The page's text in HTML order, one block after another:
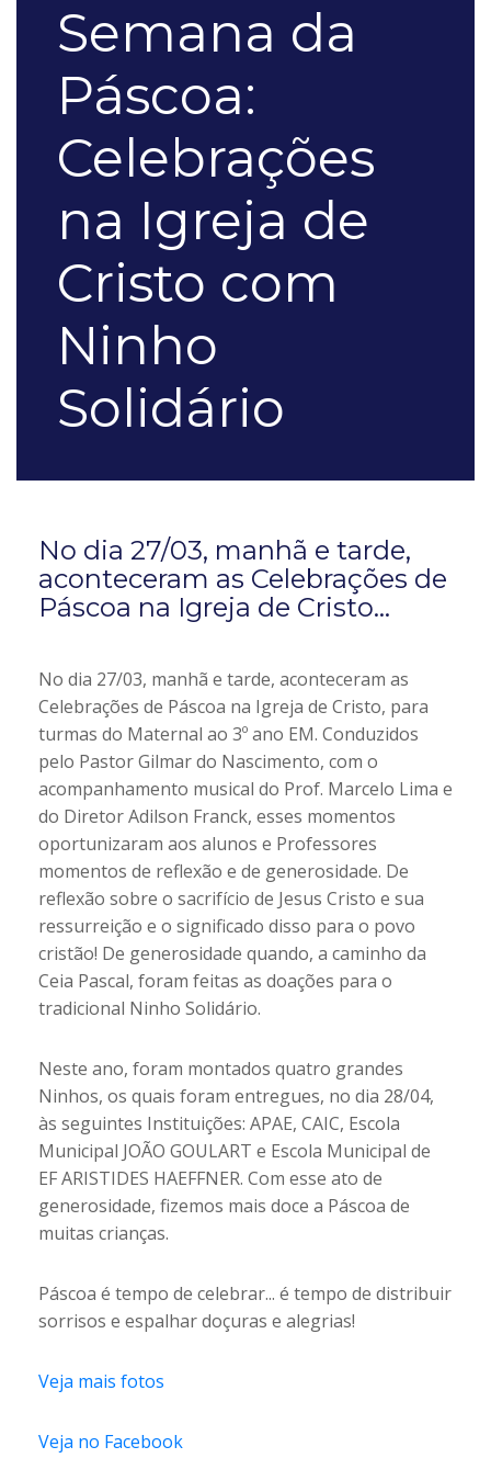
Semana da
Páscoa:
Celebrações
na Igreja de
Cristo com
Ninho
Solidário
No dia 27/03, manhã e tarde,
aconteceram as Celebrações de
Páscoa na Igreja de Cristo...
No dia 27/03, manhã e tarde, aconteceram as
Celebrações de Páscoa na Igreja de Cristo, para
turmas do Maternal ao 3º ano EM. Conduzidos
pelo Pastor Gilmar do Nascimento, com o
acompanhamento musical do Prof. Marcelo Lima e
do Diretor Adilson Franck, esses momentos
oportunizaram aos alunos e Professores
momentos de reflexão e de generosidade. De
reflexão sobre o sacrifício de Jesus Cristo e sua
ressurreição e o significado disso para o povo
cristão! De generosidade quando, a caminho da
Ceia Pascal, foram feitas as doações para o
tradicional Ninho Solidário.
Neste ano, foram montados quatro grandes
Ninhos, os quais foram entregues, no dia 28/04,
às seguintes Instituições: APAE, CAIC, Escola
Municipal JOÃO GOULART e Escola Municipal de
EF ARISTIDES HAEFFNER. Com esse ato de
generosidade, fizemos mais doce a Páscoa de
muitas crianças.
Páscoa é tempo de celebrar... é tempo de distribuir
sorrisos e espalhar doçuras e alegrias!
Veja mais fotos
Veja no Facebook